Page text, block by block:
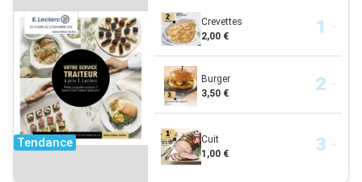
Tendance
Crevettes
2,00 €
Burger
3,50 €
Cuit
1,00 €